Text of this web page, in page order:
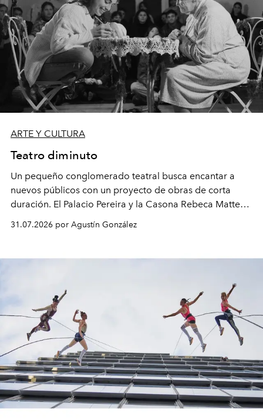
ARTE Y CULTURA
Teatro diminuto
Un pequeño conglomerado teatral busca encantar a
nuevos públicos con un proyecto de obras de corta
duración. El Palacio Pereira y la Casona Rebeca Matte
son algunos de los lugares que han albergado estas
miniobras. Sus puestas en escena son limpias; ponen el
31.07.2026 por Agustín González